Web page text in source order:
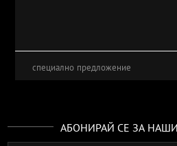
специално предложение
АБОНИРАЙ СЕ ЗА